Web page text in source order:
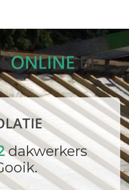
dakwerkers